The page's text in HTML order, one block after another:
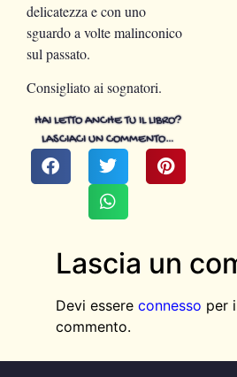
HAI LETTO ANCHE TU IL LIBRO?
LASCIACI UN COMMENTO…
delicatezza e con uno
sguardo a volte malinconico
sul passato.
Consigliato ai sognatori.
Lascia un
Devi essere connesso per
commento.